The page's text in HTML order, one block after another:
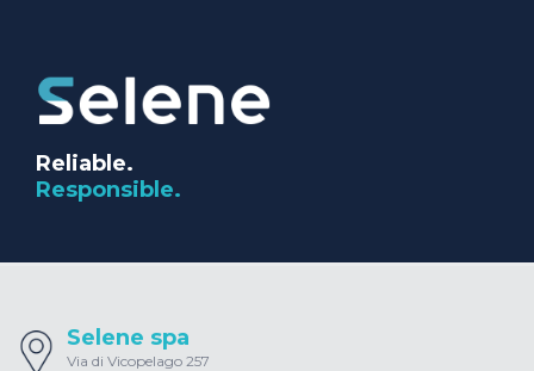
Reliable.
Responsible.
Selene spa
Via di Vicopelago 257